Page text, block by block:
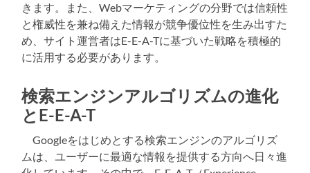
きます。また、Webマーケティングの分野では信頼性
と権威性を兼ね備えた情報が競争優位性を生み出すた
め、サイト運営者はE-E-A-Tに基づいた戦略を積極的
に活用する必要があります。
検索エンジンアルゴリズムの進化
とE-E-A-T
Googleをはじめとする検索エンジンのアルゴリズ
ムは、ユーザーに最適な情報を提供する方向へ日々進